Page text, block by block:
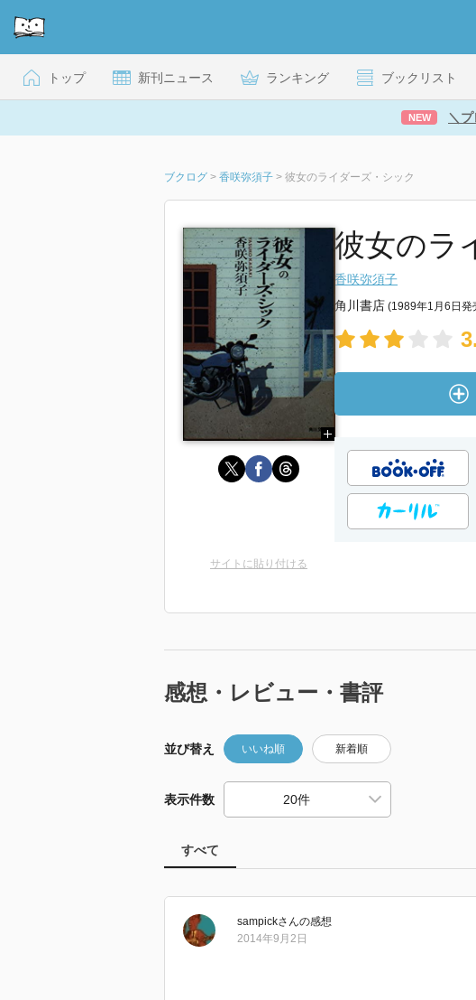
トップ 新刊ニュース ランキング ブックリスト
NEW ＼
ブクログ > 香咲弥須子 > 彼女のライダーズ・シック
彼女のラ
香咲弥須子
角川書店 (1989年1月6日発
サイトに貼り付ける
感想・レビュー・書評
並び替え いいね順 新着順
表示件数
すべて
sampickさんの感想
2014年9月2日